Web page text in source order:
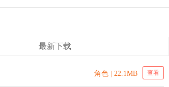
最新下载
角色 | 22.1MB 查看